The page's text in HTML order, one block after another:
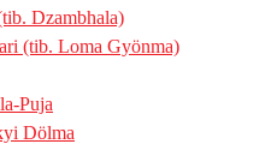
Dzambhala)
(tib. Loma Gyönma)
Puja
Dölma